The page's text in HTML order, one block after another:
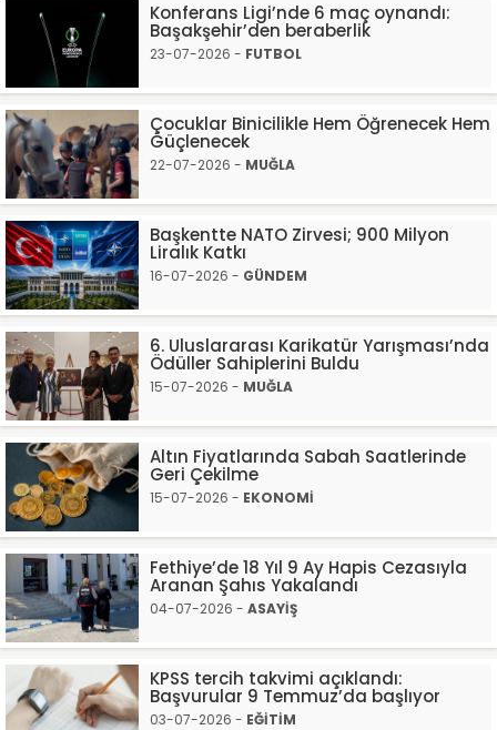
Konferans Ligi’nde 6 maç oynandı:
Başakşehir’den beraberlik
23-07-2026 - FUTBOL
Çocuklar Binicilikle Hem Öğrenecek Hem
Güçlenecek
22-07-2026 - MUĞLA
Başkentte NATO Zirvesi; 900 Milyon
Liralık Katkı
16-07-2026 - GÜNDEM
6. Uluslararası Karikatür Yarışması’nda
Ödüller Sahiplerini Buldu
15-07-2026 - MUĞLA
Altın Fiyatlarında Sabah Saatlerinde
Geri Çekilme
15-07-2026 - EKONOMİ
Fethiye’de 18 Yıl 9 Ay Hapis Cezasıyla
Aranan Şahıs Yakalandı
04-07-2026 - ASAYİŞ
KPSS tercih takvimi açıklandı:
Başvurular 9 Temmuz’da başlıyor
03-07-2026 - EĞİTİM